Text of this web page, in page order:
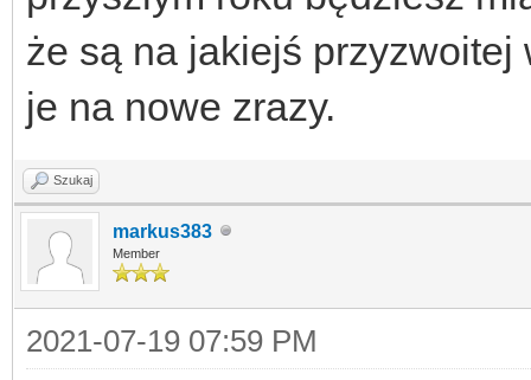
że są na jakiejś
je na nowe zrazy.
Szukaj
markus383
Member
2021-07-19 07:59 PM